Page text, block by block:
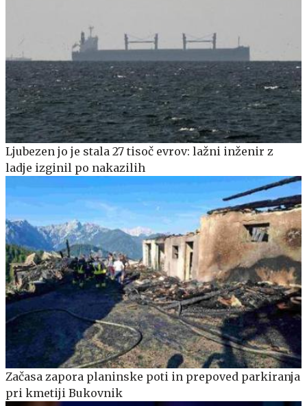
Ljubezen jo je stala 27 tisoč evrov: lažni inženir z
ladje izginil po nakazilih
Začasa zapora planinske poti in prepoved parkiranja
pri kmetiji Bukovnik